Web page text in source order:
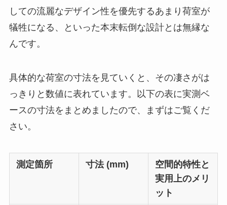
しての流麗なデザイン性を優先するあまり荷室が
犠牲になる、といった本末転倒な設計とは無縁な
んです。
具体的な荷室の寸法を見ていくと、その凄さがは
っきりと数値に表れています。以下の表に実測ベ
ースの寸法をまとめましたので、まずはご覧くだ
さい。
測定箇所 寸法 (mm)
空間的特性と
実用上のメリ
ット